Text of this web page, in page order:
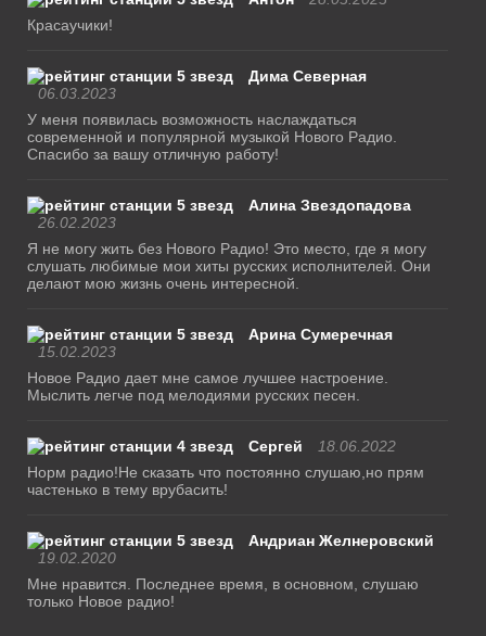
Красаучики!
Дима Северная
06.03.2023
У меня появилась возможность наслаждаться
современной и популярной музыкой Нового Радио.
Спасибо за вашу отличную работу!
Алина Звездопадова
26.02.2023
Я не могу жить без Нового Радио! Это место, где я могу
слушать любимые мои хиты русских исполнителей. Они
делают мою жизнь очень интересной.
Арина Сумеречная
15.02.2023
Новое Радио дает мне самое лучшее настроение.
Мыслить легче под мелодиями русских песен.
Сергей
18.06.2022
Норм радио!Не сказать что постоянно слушаю,но прям
частенько в тему врубасить!
Андриан Желнеровский
19.02.2020
Мне нравится. Последнее время, в основном, слушаю
только Новое радио!